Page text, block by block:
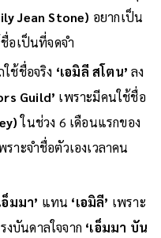
Jean Stone) อยากเป็น
อเป็นที่จดจำ
ช้ชื่อจริง ‘เอมิลี สโตน’ลง
Guild’ เพราะมีคนใช้ชื่อ
ในช่วง 6 เดือนแรกของ
าะจำชื่อตัวเองเวลาคน
อ็มมา’ แทน ‘เอมิลี’ เพราะ
งบันดาลใจจาก ‘เอ็มมา บัน